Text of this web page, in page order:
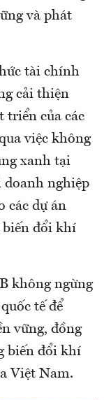
và phát
tài chính
cải thiện
triển của các
việc không
xanh tại
doanh nghiệp
các dự án
đổi khí
không ngừng
tế để
vững, đồng
biến đổi khí
Việt Nam.